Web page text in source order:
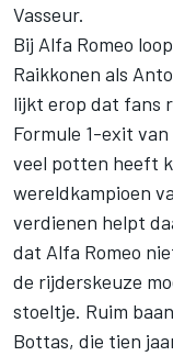
Vasseur.
Bij Alfa Romeo
Raikkonen als
lijkt erop dat fans
Formule 1-exit
veel potten heeft
wereldkampioen
verdienen helpt
dat Alfa Romeo
de rijderskeuze
stoeltje. Ruim
Bottas, die tien